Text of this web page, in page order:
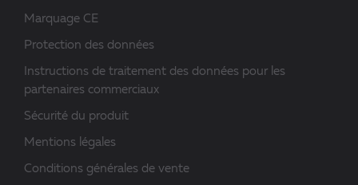
Marquage CE
Protection des données
Instructions de traitement des données pour les
partenaires commerciaux
Sécurité du produit
Mentions légales
Conditions générales de vente